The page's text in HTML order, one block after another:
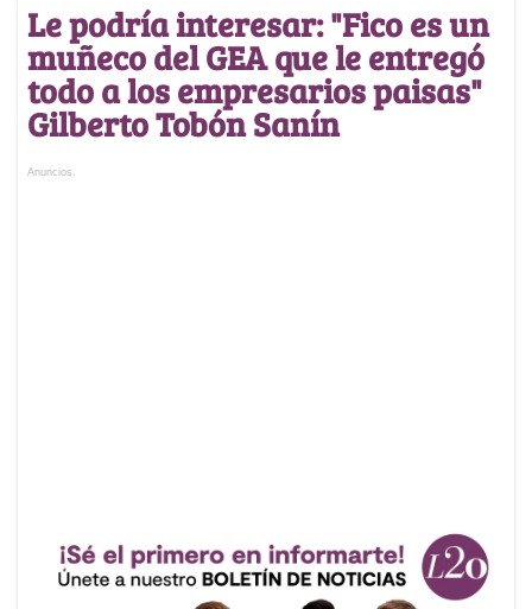
Le podría interesar: "Fico es un
muñeco del GEA que le entregó
todo a los empresarios paisas"
Gilberto Tobón Sanín
Anuncios.